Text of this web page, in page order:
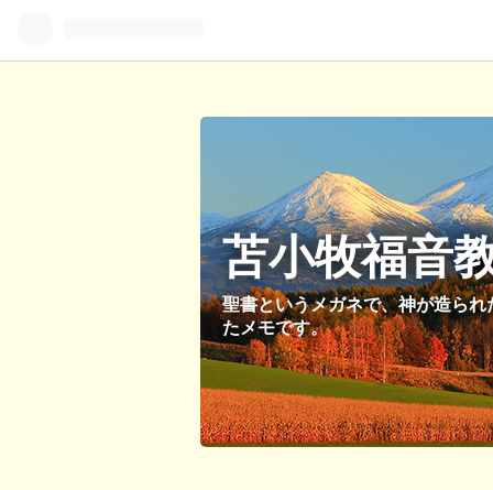
苫小牧福音
聖書というメガネで、神が造ら
たメモです。